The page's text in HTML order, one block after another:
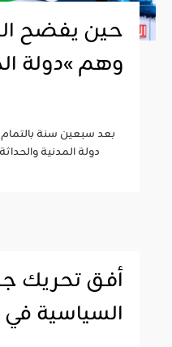
وهم »دولة
دولة المدنية
أفق تحريك
السياسية